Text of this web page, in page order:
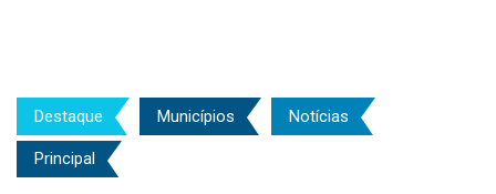
Destaque Municípios Notícias
Principal